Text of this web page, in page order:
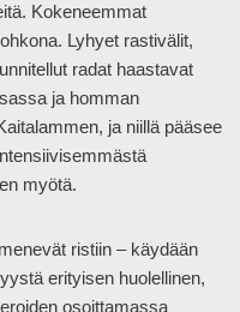
Kokeneemmat
Lyhyet rastivälit,
radat haastavat
ja homman
ja niillä pääsee
myötä.
ristiin – käydään
erityisen huolellinen,
osoittamassa